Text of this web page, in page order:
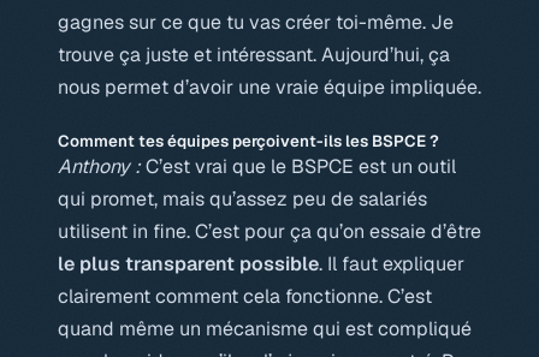
gagnes sur ce que tu vas créer toi-même. Je
trouve ça juste et intéressant. Aujourd’hui, ça
nous permet d’avoir une vraie équipe impliquée.
Comment tes équipes perçoivent-ils les BSPCE ?
Anthony :C’est vrai que le BSPCE est un outil
qui promet, mais qu’assez peu de salariés
utilisent in fine. C’est pour ça qu’on essaie d’être
le plus transparent possible. Il faut expliquer
clairement comment cela fonctionne. C’est
quand même un mécanisme qui est compliqué